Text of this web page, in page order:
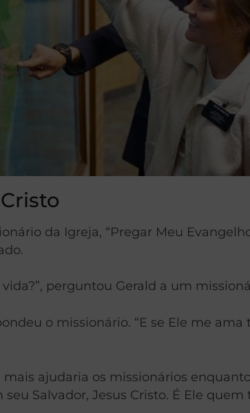
da Igreja, “Pregar Meu
perguntou Gerald a um
o missionário. “E se Ele me
ajudaria os missionários
Salvador, Jesus Cristo. É Ele